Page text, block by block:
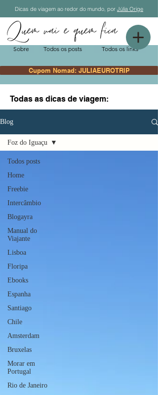
Sobre Todos os posts Todos os links
Cupom Nomad: JULIAEUROTRIP
Dicas de viagem ao redor do mundo, por Júlia Orige
Todas as dicas de viagem:
Blog
Todos posts
Home
Freebie
Intercâmbio
Blogayra
Manual do
Viajante
Lisboa
Floripa
Ebooks
Espanha
Santiago
Chile
Amsterdam
Bruxelas
Morar em
Portugal
Rio de Janeiro
Foz do Iguaçu